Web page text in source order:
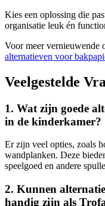
Kies een oplossing die
organisatie leuk én
Voor meer vernieuwende
alternatieven voor
Veelgestelde
1. Wat zijn goede
in de kinderkamer?
Er zijn veel opties, zoals
wandplanken. Deze
speelgoed en andere
2. Kunnen
handig zijn als